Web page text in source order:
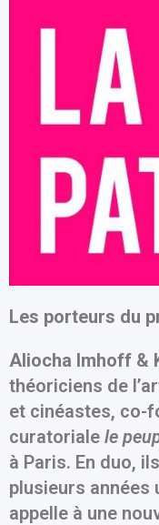
Les porteurs du
Aliocha Imhoff &
théoriciens de
et cinéastes, co-
curatoriale le
à Paris. En duo,
plusieurs années
appelle à une